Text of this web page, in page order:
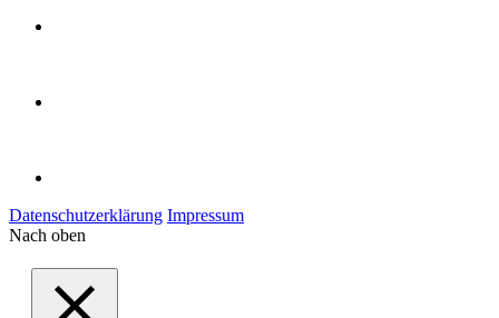
Datenschutzerklärung Impressum
Nach oben